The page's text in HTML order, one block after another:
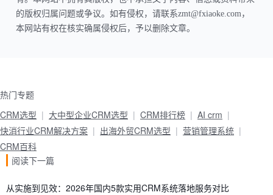
的版权归属问题或争议。如有侵权，请联系zmt@fxiaoke.com，
本网站有权在核实确属侵权后，予以删除文章。
热门专题
CRM选型
大中型企业CRM选型 CRM排行榜
AI crm
快消行业CRM解决方案
出海外贸CRM选型
营销管理系统
CRM百科
阅读下一篇
从实施到见效：2026年国内5款实用CRM系统落地服务对比